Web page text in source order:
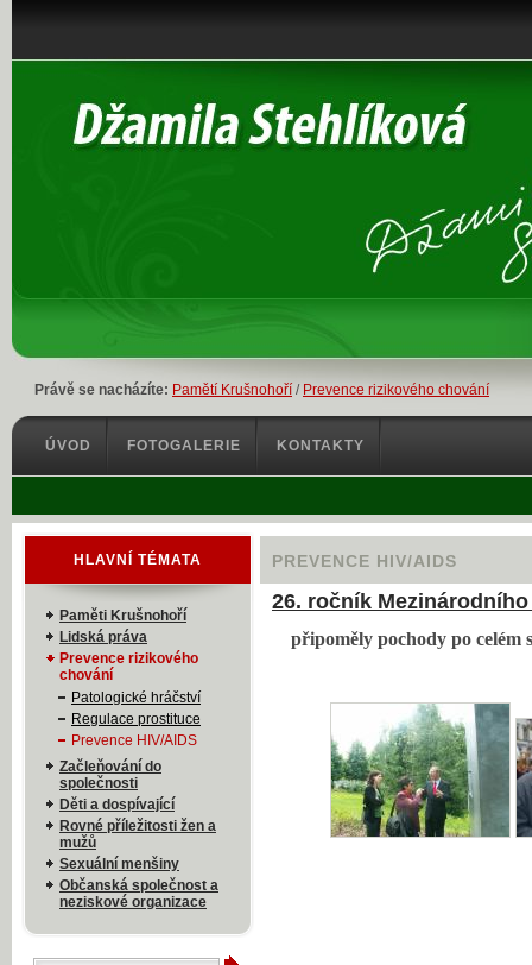
Právě se nacházíte: Pamětí Krušnohoří / Prevence rizikového chování
PREVENCE HIV/AIDS
26. ročník
připoměly pochody po celém
HLAVNÍ TÉMATA
Paměti Krušnohoří
Lidská práva
Prevence rizikového
chování
Patologické hráčství
Regulace prostituce
Prevence HIV/AIDS
Začleňování do
společnosti
Děti a dospívající
Rovné příležitosti žen a
mužů
Sexuální menšiny
Občanská společnost a
neziskové organizace
ÚVOD FOTOGALERIE KONTAKTY